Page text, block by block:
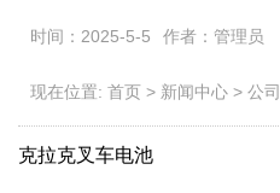
时间：2025-5-5 作者：管理员
现在位置: 首页 > 新闻中心 > 公
克拉克叉车电池